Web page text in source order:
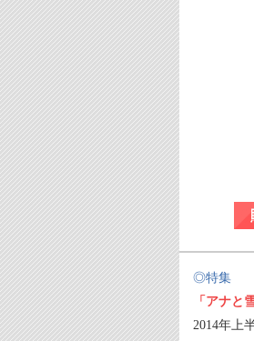
◎特集
「アナと
2014年上